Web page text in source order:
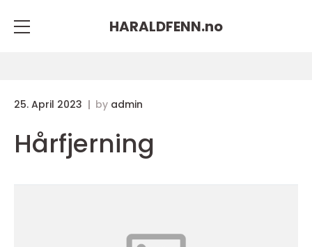
HARALDFENN.no
25. April 2023 by admin
Hårfjerning